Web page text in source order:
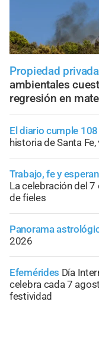
Propiedad
ambientales
regresión en
El diario cumple
historia de Santa
Trabajo, fe y
La celebración del 7
de fieles
Panorama
2026
Efemérides Día
celebra cada 7
festividad